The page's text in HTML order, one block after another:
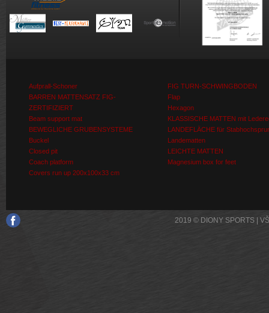
Aufprall-Schoner
BARREN MATTENSATZ FIG-
ZERTIFIZIERT
Beam support mat
BEWEGLICHE GRUBENSYSTEME
Buckel
Closed pit
Coach platform
Covers run up 200x100x33 cm
FIG TURN-SCHWINGBODEN
Flap
Hexagon
KLASSISCHE MATTEN mit
LANDEFLÄCHE für
Landematten
LEICHTE MATTEN
Magnesium box for feet
2019 © DIONY SPORTS |